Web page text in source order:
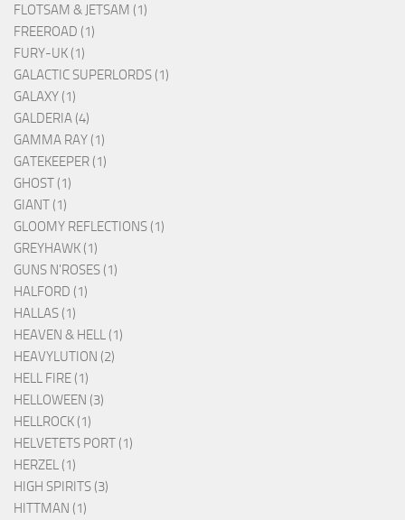
FLOTSAM & JETSAM (1)
FREEROAD (1)
FURY-UK (1)
GALACTIC SUPERLORDS (1)
GALAXY (1)
GALDERIA (4)
GAMMA RAY (1)
GATEKEEPER (1)
GHOST (1)
GIANT (1)
GLOOMY REFLECTIONS (1)
GREYHAWK (1)
GUNS N'ROSES (1)
HALFORD (1)
HALLAS (1)
HEAVEN & HELL (1)
HEAVYLUTION (2)
HELL FIRE (1)
HELLOWEEN (3)
HELLROCK (1)
HELVETETS PORT (1)
HERZEL (1)
HIGH SPIRITS (3)
HITTMAN (1)